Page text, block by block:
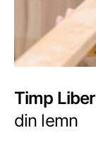
Timp Liber
din lemn